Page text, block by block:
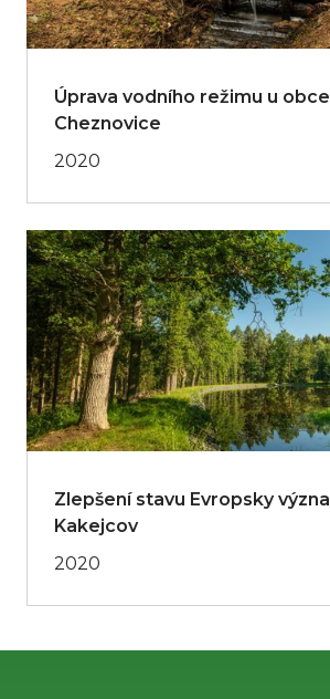
Úprava vodního režimu u obce
Cheznovice
2020
Zlepšení stavu Evropsky
Kakejcov
2020